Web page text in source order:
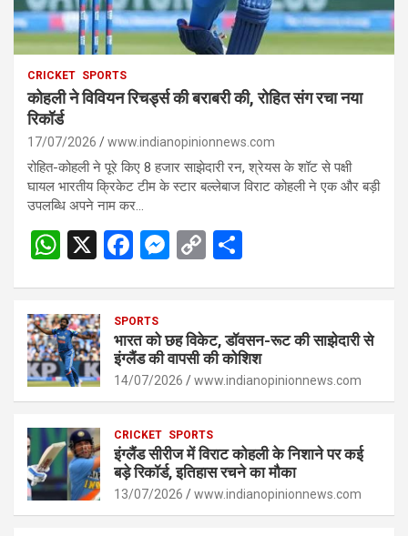
CRICKET SPORTS
कोहली ने विवियन रिचर्ड्स की बराबरी की, रोहित संग रचा नया
रिकॉर्ड
17/07/2026 www.indianopinionnews.com
रोहित-कोहली ने पूरे किए 8 हजार साझेदारी रन, श्रेयस के शॉट से पक्षी
घायल भारतीय क्रिकेट टीम के स्टार बल्लेबाज विराट कोहली ने एक और बड़ी
उपलब्धि अपने नाम कर…
W
s
A
p
p
X
F
b
o
o
M
n
g
er
C
Li
n
k
e
SPORTS
भारत को छह विकेट, डॉवसन-रूट की साझेदारी से
इंग्लैंड की वापसी की कोशिश
14/07/2026 www.indianopinionnews.com
CRICKET SPORTS
इंग्लैंड सीरीज में विराट कोहली के निशाने पर कई
बड़े रिकॉर्ड, इतिहास रचने का मौका
13/07/2026 www.indianopinionnews.com